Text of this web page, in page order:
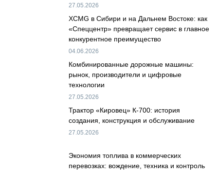
27.05.2026
XCMG в Сибири и на Дальнем Востоке: как
«Спеццентр» превращает сервис в главное
конкурентное преимущество
04.06.2026
Комбинированные дорожные машины:
рынок, производители и цифровые
технологии
27.05.2026
Трактор «Кировец» К-700: история
создания, конструкция и обслуживание
27.05.2026
Экономия топлива в коммерческих
перевозках: вождение, техника и контроль